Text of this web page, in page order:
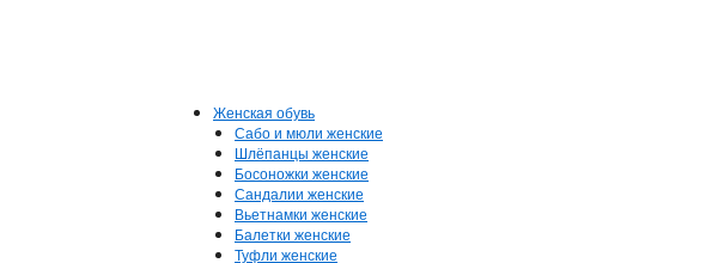
Женская обувь
Сабо и мюли женские
Шлёпанцы женские
Босоножки женские
Сандалии женские
Вьетнамки женские
Балетки женские
Туфли женские